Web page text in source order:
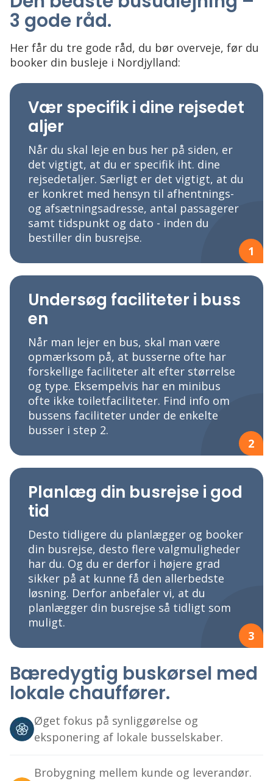
3 gode råd.
Her får du tre gode råd, du bør overveje, før du
booker din busleje i Nordjylland:
Vær specifik i dine rejsedet
aljer
Når du skal leje en bus her på siden, er
det vigtigt, at du er specifik iht. dine
rejsedetaljer. Særligt er det vigtigt, at du
er konkret med hensyn til afhentnings-
og afsætningsadresse, antal passagerer
samt tidspunkt og dato - inden du
bestiller din busrejse.
1
Undersøg faciliteter i buss
en
Når man lejer en bus, skal man være
opmærksom på, at busserne ofte har
forskellige faciliteter alt efter størrelse
og type. Eksempelvis har en minibus
ofte ikke toiletfaciliteter. Find info om
bussens faciliteter under de enkelte
busser i step 2.
2
Planlæg din busrejse i god
tid
Desto tidligere du planlægger og booker
din busrejse, desto flere valgmuligheder
har du. Og du er derfor i højere grad
sikker på at kunne få den allerbedste
løsning. Derfor anbefaler vi, at du
planlægger din busrejse så tidligt som
muligt.
3
Bæredygtig buskørsel med
lokale chauffører.
Øget fokus på synliggørelse og
eksponering af lokale busselskaber.
Brobygning mellem kunde og leverandør.